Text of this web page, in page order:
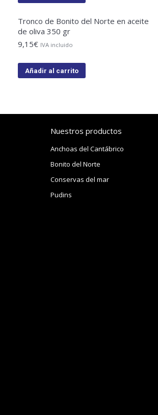
Tronco de Bonito del Norte en aceite
de oliva 350 gr
9,15€ IVA incluido
Añadir al carrito
Nuestros productos
Anchoas del Cantábrico
Bonito del Norte
Conservas del mar
Pudins